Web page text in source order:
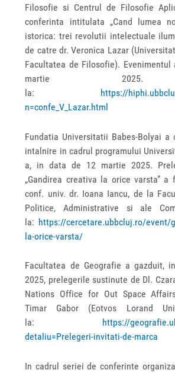
Filosofie si Centrul de Filosofie
conferinta intitulata „Cand lumea
istorica: trei revolutii intelectuale
de catre dr. Veronica Lazar
Facultatea de Filosofie).
martie 2025.
la:
https://
n=confe_V_Lazar.html
Fundatia Universitatii Babes-Bolyai a
intalnire in cadrul programului
a, in data de 12 martie 2025.
„Gandirea creativa la orice varsta”
conf. univ. dr. Ioana Iancu, de la
Politice, Administrative si ale
la: https://cercetare.ubbcluj.ro/event/
la-orice-varsta/
Facultatea de Geografie a gazduit,
2025, prelegerile sustinute de Dl.
Nations Office for Out Space
Timar Gabor (Eotvos Lorand
la:
https://
detaliu=Prelegeri-invitati-de-marca
In cadrul seriei de conferinte